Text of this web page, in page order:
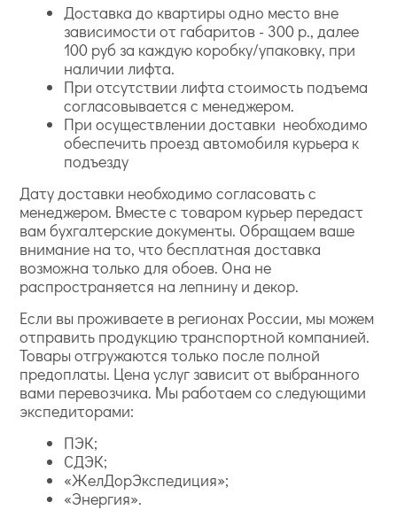
Доставка до квартиры одно место вне
зависимости от габаритов - 300 р., далее
100 руб за каждую коробку/упаковку, при
наличии лифта.
При отсутствии лифта стоимость подъема
согласовывается с менеджером.
При осуществлении доставки необходимо
обеспечить проезд автомобиля курьера к
подъезду
Дату доставки необходимо согласовать с
менеджером. Вместе с товаром курьер передаст
вам бухгалтерские документы. Обращаем ваше
внимание на то, что бесплатная доставка
возможна только для обоев. Она не
распространяется на лепнину и декор.
Если вы проживаете в регионах России, мы можем
отправить продукцию транспортной компанией.
Товары отгружаются только после полной
предоплаты. Цена услуг зависит от выбранного
вами перевозчика. Мы работаем со следующими
экспедиторами:
ПЭК;
СДЭК;
«ЖелДорЭкспедиция»;
«Энергия».